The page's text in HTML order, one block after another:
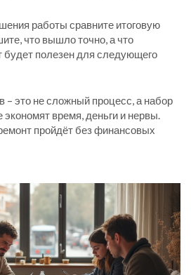
работы сравните итоговую
что вышло точно, а что
будет полезен для следующего
– это не сложный процесс, а набор
время, деньги и нервы.
пройдёт без финансовых